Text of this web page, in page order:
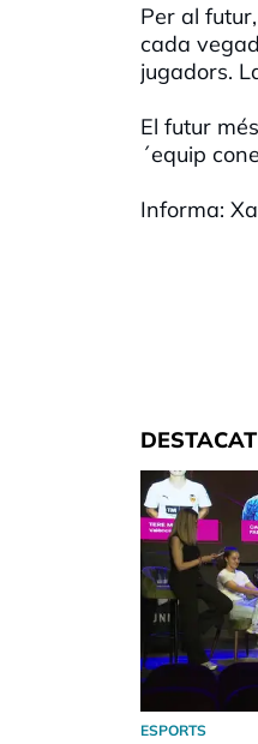
Per al
cada
jugadors.
El futur
´equip
Informa:
DESTACAT
ESPORTS